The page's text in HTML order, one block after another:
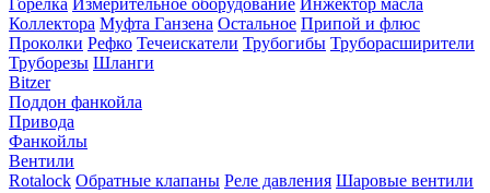
Горелка Измерительное оборудование Инжектор масла
Коллектора Муфта Ганзена Остальное Припой и флюс
Проколки Рефко Течеискатели Трубогибы Труборасширители
Труборезы Шланги
Bitzer
Поддон фанкойла
Привода
Фанкойлы
Вентили
Rotalock Обратные клапаны Реле давления Шаровые вентили